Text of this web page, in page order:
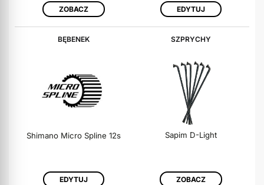
ZOBACZ EDYTUJ
BĘBENEK
Shimano Micro Spline 12s
EDYTUJ
SZPRYCHY
Sapim D-Light
ZOBACZ